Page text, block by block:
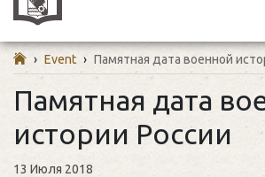
› Event › Памятная дата военной
Памятная дата
истории России
13 Июля 2018